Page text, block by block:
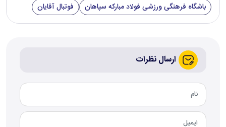
باشگاه فرهنگی ورزشی فولاد مبارکه سپاهان
فوتبال آقایان
ارسال نظرات